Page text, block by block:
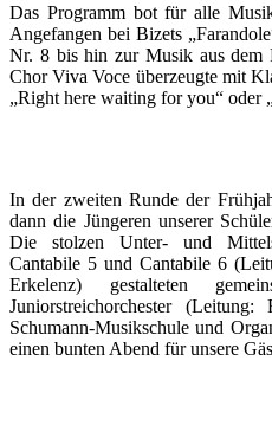
Das Programm bot für alle
Angefangen bei Bizets
Nr. 8 bis hin zur Musik aus dem
Chor Viva Voce überzeugte mit
„Right here waiting for you“ oder
In der zweiten Runde der
dann die Jüngeren unserer
Die stolzen Unter- und
Cantabile 5 und Cantabile 6
Erkelenz) gestalteten
Juniorstreichorchester
Schumann-Musikschule und
einen bunten Abend für unsere